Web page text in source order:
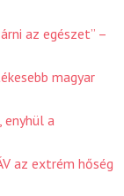
az egészet” –
magyar
enyhül a
az extrém hőség